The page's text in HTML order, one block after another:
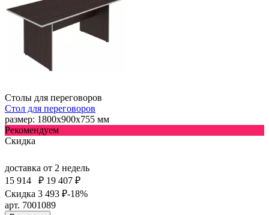
Столы для переговоров
Стол для переговоров
размер: 1800х900х755 мм
Рекомендуем
Скидка
доставка от 2 недель
15 914
₽ 19 407 ₽
Скидка 3 493 ₽-18%
арт. 7001089